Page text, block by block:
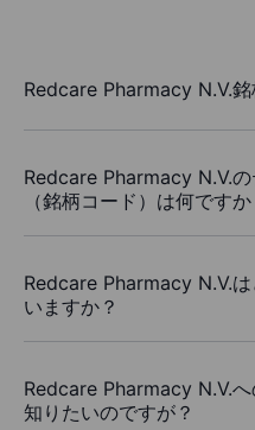
Redcare Pharmacy N.V.
Redcare Pharmacy N.V.
（銘柄コード）は何ですか
Redcare Pharmacy N.V.
いますか？
Redcare Pharmacy N.V.
知りたいのですが？